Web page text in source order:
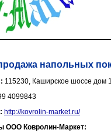
напольных
115230, Каширское шоссе дом
4099843
http://kovrolin-market.ru/
ООО Ковролин-Маркет: